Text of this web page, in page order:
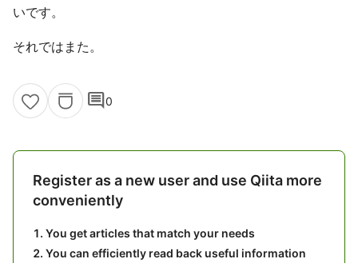
いです。
それではまた。
comment0
Register as a new user and use Qiita more
conveniently
You get articles that match your needs
You can efficiently read back useful information